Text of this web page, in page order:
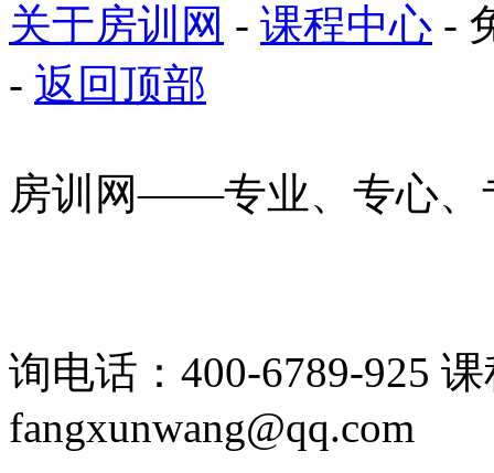
关于房训网 - 课程中心 -
- 返回顶部
房训网——专业、专心、
询电话：400-6789-925
fangxunwang@qq.com